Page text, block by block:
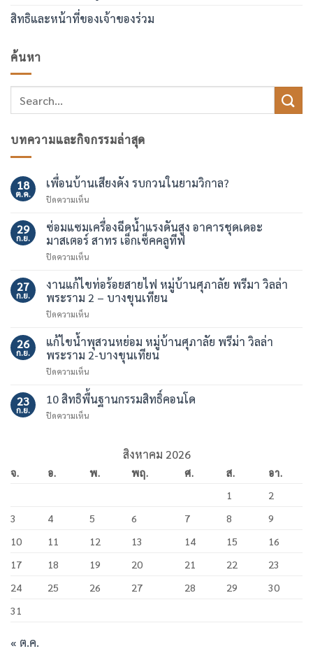
สิทธิและหน้าที่ของเจ้าของร่วม
ค้นหา
บทความและกิจกรรมล่าสุด
18
ต.ค.
เพื่อนบ้านเสียงดัง รบกวนในยามวิกาล?
ปิดความเห็นบน
บ้าน
เสียง
ดัง
รบกวน
ยาม
วิกาล?
29
ก.ย.
ซ่อมแซมเครื่องฉีดน้ำแรงดันสูง อาคารชุดเดอะ
มาสเตอร์ สาทร เอ็กเซ็คคลูทีฟ
ปิดความเห็นบน
เครื่อง
ฉีด
น้ำ
แรง
สูง
อาคาร
เดอะ
มาสเตอร์
สาทร
เอ็ก
27
ก.ย.
งานแก้ไขท่อร้อยสายไฟ หมู่บ้านศุภาลัย พรีมา วิลล่า
พระราม 2 – บางขุนเทียน
ปิดความเห็นบน
แก้ไข
ท่อ
ร้อย
สาย
หมู่
บ้าน
ศุภ
วิลล่า
พระราม
บางขุนเทียน
26
ก.ย.
แก้ไขน้ำพุสวนหย่อม หมู่บ้านศุภาลัย พรีม่า วิลล่า
พระราม 2-บางขุนเทียน
ปิดความเห็นบน
น้ำพุ
สวน
หย่อม
พรีม่า
2-
บางขุนเทียน
23
ก.ย.
10 สิทธิพื้นฐานกรรมสิทธิ์คอนโด
ปิดความเห็นบน
กรรมสิทธิ์
สิงหาคม 2026
จ. อ. พ. พฤ. ศ. ส.
อา.
1
2
3
4 5 6 7 8
9
10
11 12 13 14 15
16
17
18 19 20 21 22
23
24
25 26 27 28 29
30
31
« ต.ค.